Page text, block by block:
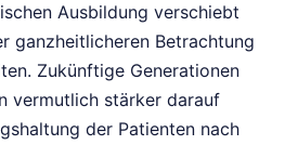
Ausbildung verschiebt
ganzheitlicheren Betrachtung
Zukünftige Generationen
vermutlich stärker darauf
der Patienten nach